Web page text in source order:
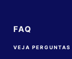
FAQ
VEJA PERGUNTAS